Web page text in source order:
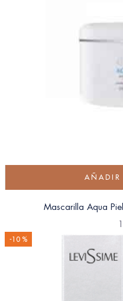
AÑADIR
Mascarilla Aqua
-10 %